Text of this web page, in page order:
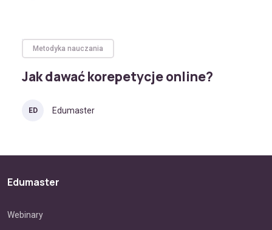
Metodyka nauczania
Jak dawać korepetycje online?
ED Edumaster
Edumaster
Webinary